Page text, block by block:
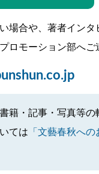
場合や、著者イン
ロモーション部へご
籍・記事・写真等の
ては 「文藝春秋への